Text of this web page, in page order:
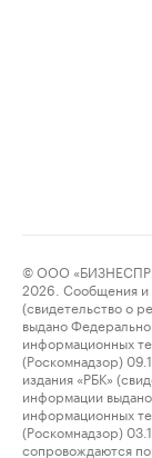
© ООО
2026. Сообщения и
(свидетельство о
выдано
информационных
(Роскомнадзор)
издания «РБК»
информации
информационных
(Роскомнадзор)
сопровождаются